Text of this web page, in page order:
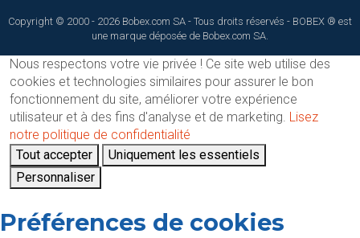
Copyright © 2000 - 2026 Bobex.com SA - Tous droits réservés - BOBEX ® est
une marque déposée de Bobex.com SA.
Nous respectons votre vie privée ! Ce site web utilise des
cookies et technologies similaires pour assurer le bon
fonctionnement du site, améliorer votre expérience
utilisateur et à des fins d'analyse et de marketing. Lisez
notre politique de confidentialité
Tout accepter
Uniquement les essentiels
Personnaliser
Préférences de cookies